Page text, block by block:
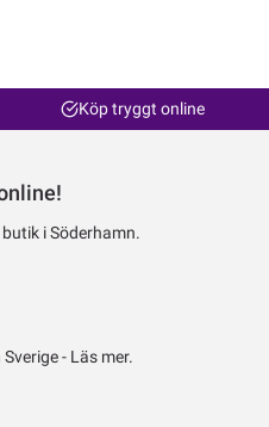
Köp tryggt online
i Söderhamn.
- Läs mer.